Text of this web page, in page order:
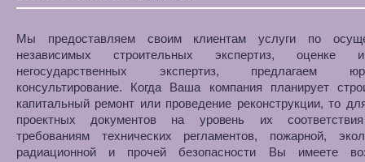
Мы предоставляем своим клиентам услуги по
независимых строительных экспертиз, оценке
негосударственных экспертиз, предлагаем
консультирование. Когда Ваша компания планирует
капитальный ремонт или проведение реконструкции, то
проектных документов на уровень их
требованиям технических регламентов, пожарной,
радиационной и прочей безопасности Вы имеете